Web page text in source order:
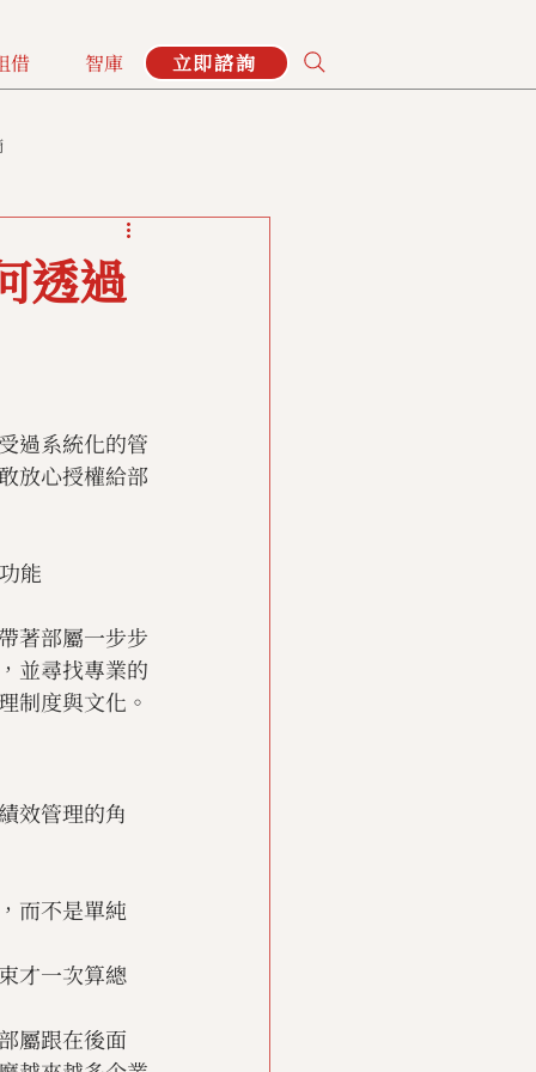
借 智庫 立即諮詢
透過
過系統化的管
放心授權給部
能
著部屬一步步
並尋找專業的
制度與文化。
效管理的角
而不是單純
才一次算總
屬跟在後面